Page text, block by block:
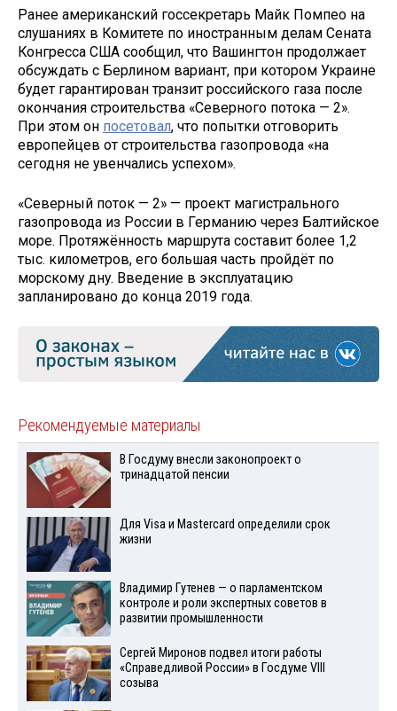
Ранее американский госсекретарь Майк Помпео на
слушаниях в Комитете по иностранным делам Сената
Конгресса США сообщил, что Вашингтон продолжает
обсуждать с Берлином вариант, при котором Украине
будет гарантирован транзит российского газа после
окончания строительства «Северного потока — 2».
При этом он посетовал, что попытки отговорить
европейцев от строительства газопровода «на
сегодня не увенчались успехом».
«Северный поток — 2» — проект магистрального
газопровода из России в Германию через Балтийское
море. Протяжённость маршрута составит более 1,2
тыс. километров, его большая часть пройдёт по
морскому дну. Введение в эксплуатацию
запланировано до конца 2019 года.
Рекомендуемые материалы
В Госдуму внесли законопроект о
тринадцатой пенсии
Для Visа и Mastercard определили срок
жизни
Владимир Гутенев — о парламентском
контроле и роли экспертных советов в
развитии промышленности
Сергей Миронов подвел итоги работы
«Справедливой России» в Госдуме VIII
созыва